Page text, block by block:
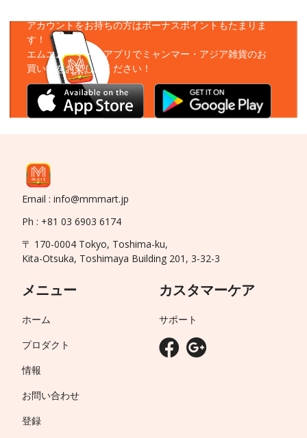
アカウントをお持ちの方はボーナスポイントもたまりま
す！
エムエムーマートアプリでミャンマー・アジア雑貨のお
買い物をお楽しみください！
Email : info@mmmart.jp
Ph : +81 03 6903 6174
〒 170-0004 Tokyo, Toshima-ku,
Kita-Otsuka, Toshimaya Building 201, 3-32-3
メニュー
ホーム
プロダクト
情報
お問い合わせ
登録
カスタマーケア
サポート